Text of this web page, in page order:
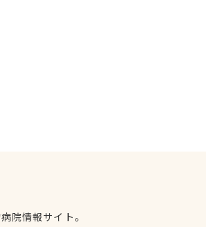
院情報サイト。